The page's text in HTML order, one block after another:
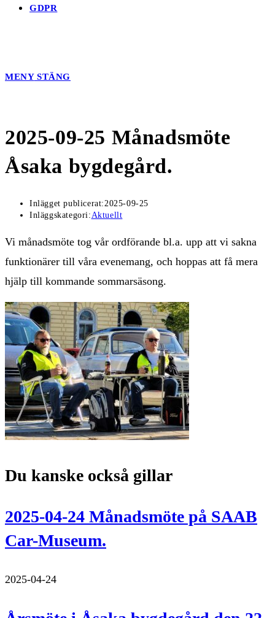
GDPR
MENY STÄNG
2025-09-25 Månadsmöte
Åsaka bygdegård.
Inlägget publicerat:2025-09-25
Inläggskategori:Aktuellt
Vi månadsmöte tog vår ordförande bl.a. upp att vi sakna
funktionärer till våra evenemang, och hoppas att få mera
hjälp till kommande sommarsäsong.
Du kanske också gillar
2025-04-24 Månadsmöte på SAAB
Car-Museum.
2025-04-24